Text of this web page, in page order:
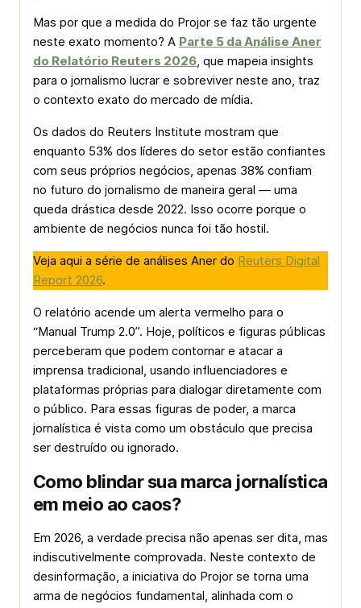
Mas por que a medida do Projor se faz tão urgente
neste exato momento? A Parte 5 da Análise Aner
do Relatório Reuters 2026, que mapeia insights
para o jornalismo lucrar e sobreviver neste ano, traz
o contexto exato do mercado de mídia.
Os dados do Reuters Institute mostram que
enquanto 53% dos líderes do setor estão confiantes
com seus próprios negócios, apenas 38% confiam
no futuro do jornalismo de maneira geral — uma
queda drástica desde 2022. Isso ocorre porque o
ambiente de negócios nunca foi tão hostil.
Veja aqui a série de análises Aner do Reuters Digital
Report 2026.
O relatório acende um alerta vermelho para o
“Manual Trump 2.0”. Hoje, políticos e figuras públicas
perceberam que podem contornar e atacar a
imprensa tradicional, usando influenciadores e
plataformas próprias para dialogar diretamente com
o público. Para essas figuras de poder, a marca
jornalística é vista como um obstáculo que precisa
ser destruído ou ignorado.
Como blindar sua marca jornalística
em meio ao caos?
Em 2026, a verdade precisa não apenas ser dita, mas
indiscutivelmente comprovada. Neste contexto de
desinformação, a iniciativa do Projor se torna uma
arma de negócios fundamental, alinhada com o